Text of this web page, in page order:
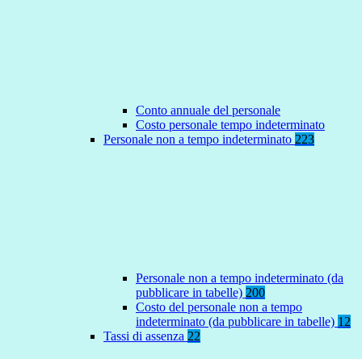
Conto annuale del personale
Costo personale tempo indeterminato
Personale non a tempo indeterminato 223
Personale non a tempo indeterminato (da
pubblicare in tabelle) 200
Costo del personale non a tempo
indeterminato (da pubblicare in tabelle) 12
Tassi di assenza 22